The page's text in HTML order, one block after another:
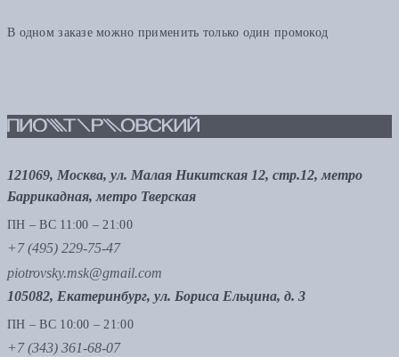
В одном заказе можно применить только один промокод
121069, Москва, ул. Малая Никитская 12, стр.12, метро
Баррикадная, метро Тверская
ПН – ВС 11:00 – 21:00
+7 (495) 229-75-47
piotrovsky.msk@gmail.com
105082, Екатеринбург, ул. Бориса Ельцина, д. 3
ПН – ВС 10:00 – 21:00
+7 (343) 361-68-07